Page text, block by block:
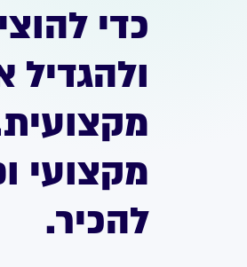
כדי
מקצועי
להכיר.